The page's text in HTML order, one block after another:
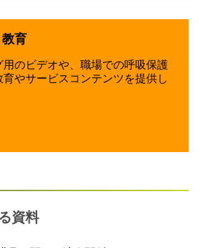
教育
のビデオや、職場での呼吸保護
やサービスコンテンツを提供し
資料